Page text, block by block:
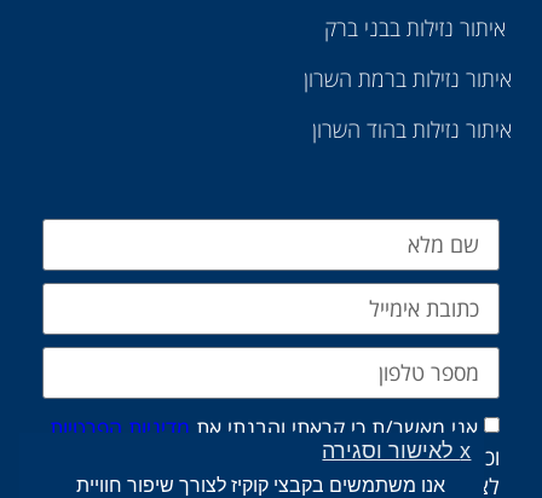
איתור נזילות בבני ברק
איתור נזילות ברמת השרון
איתור נזילות בהוד השרון
אני מאשר/ת כי קראתי והבנתי את מדיניות הפרטיות
וכי אני מסכים/ה לשמירת ועיבוד הפרטים שמסרתי
לצורך טיפול בפנייה שלי, בהתאם למדיניות.
אנו משתמשים בקבצי קוקיז לצורך שיפור חוויית
x לאישור וסגירה